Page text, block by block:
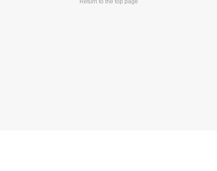
Return to the top page